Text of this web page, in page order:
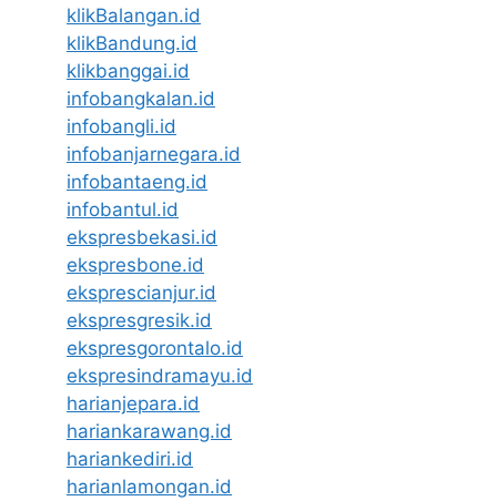
klikBalangan.id
klikBandung.id
klikbanggai.id
infobangkalan.id
infobangli.id
infobanjarnegara.id
infobantaeng.id
infobantul.id
ekspresbekasi.id
ekspresbone.id
eksprescianjur.id
ekspresgresik.id
ekspresgorontalo.id
ekspresindramayu.id
harianjepara.id
hariankarawang.id
hariankediri.id
harianlamongan.id